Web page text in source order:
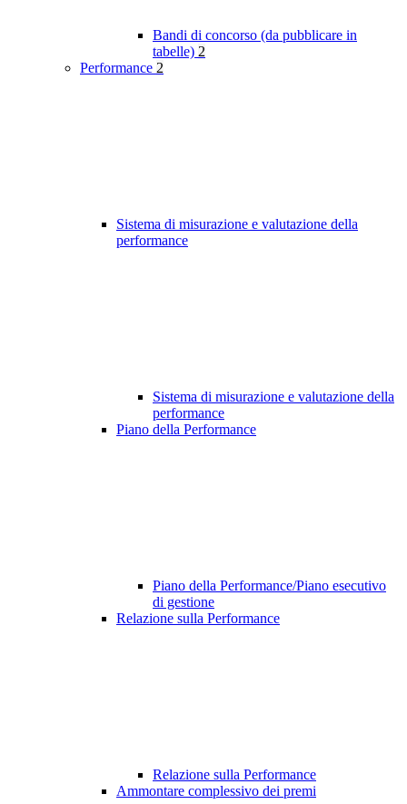
Bandi di concorso (da pubblicare in
tabelle) 2
Performance 2
Sistema di misurazione e valutazione della
performance
Sistema di misurazione e valutazione della
performance
Piano della Performance
Piano della Performance/Piano esecutivo
di gestione
Relazione sulla Performance
Relazione sulla Performance
Ammontare complessivo dei premi